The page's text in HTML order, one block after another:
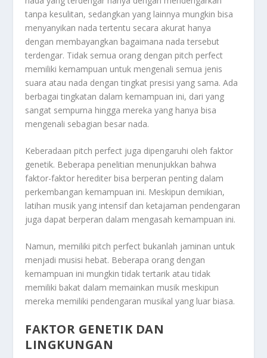
tanpa kesulitan, sedangkan yang lainnya mungkin bisa
menyanyikan nada tertentu secara akurat hanya
dengan membayangkan bagaimana nada tersebut
terdengar. Tidak semua orang dengan pitch perfect
memiliki kemampuan untuk mengenali semua jenis
suara atau nada dengan tingkat presisi yang sama. Ada
berbagai tingkatan dalam kemampuan ini, dari yang
sangat sempurna hingga mereka yang hanya bisa
mengenali sebagian besar nada.
Keberadaan pitch perfect juga dipengaruhi oleh faktor
genetik. Beberapa penelitian menunjukkan bahwa
faktor-faktor herediter bisa berperan penting dalam
perkembangan kemampuan ini. Meskipun demikian,
latihan musik yang intensif dan ketajaman pendengaran
juga dapat berperan dalam mengasah kemampuan ini.
Namun, memiliki pitch perfect bukanlah jaminan untuk
menjadi musisi hebat. Beberapa orang dengan
kemampuan ini mungkin tidak tertarik atau tidak
memiliki bakat dalam memainkan musik meskipun
mereka memiliki pendengaran musikal yang luar biasa.
FAKTOR GENETIK DAN
LINGKUNGAN